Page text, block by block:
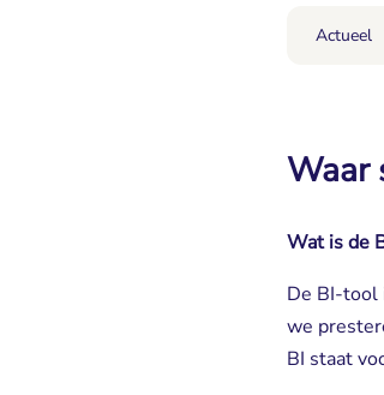
Actueel
Waar
Wat is de
De BI-tool
we
BI staat